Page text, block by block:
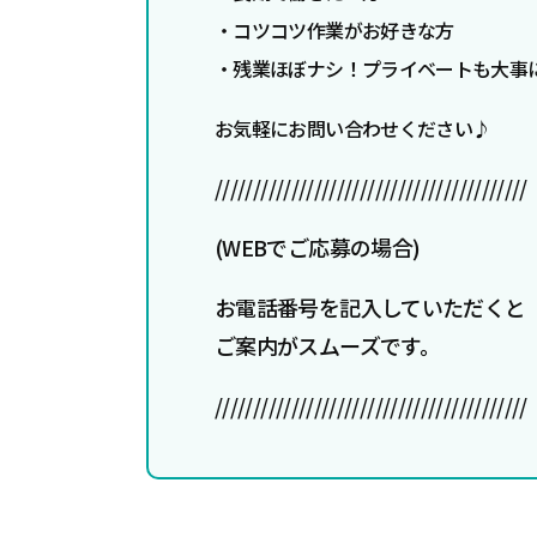
・コツコツ作業がお好きな方
・残業ほぼナシ！プライベートも大事
お気軽にお問い合わせください♪
/////////////////////////////////////////
(WEBでご応募の場合)
お電話番号を記入していただくと
ご案内がスムーズです。
/////////////////////////////////////////